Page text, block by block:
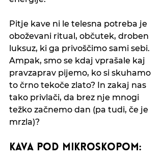
Pitje kave ni le telesna potreba je
oboževani ritual, občutek, droben
luksuz, ki ga privoščimo sami sebi.
Ampak, smo se kdaj vprašale kaj
pravzaprav pijemo, ko si skuhamo
to črno tekoče zlato? In zakaj nas
tako privlači, da brez nje mnogi
težko začnemo dan (pa tudi, če je
mrzla)?
Kava pod mikroskopom: